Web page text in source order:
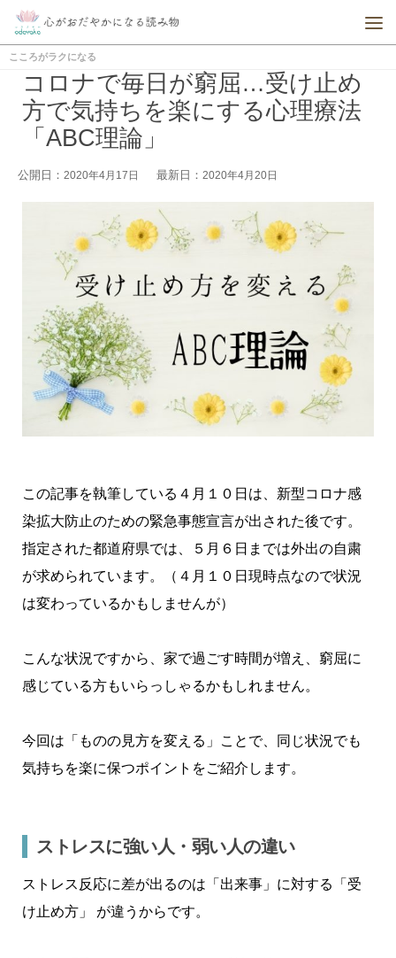
こころがラクになる
コロナで毎日が窮屈…受け止め
方で気持ちを楽にする心理療法
「ABC理論」
公開日： 2020年4月17日 最新日： 2020年4月20日
この記事を執筆している４月１０日は、新型コロナ感
染拡大防止のための緊急事態宣言が出された後です。
指定された都道府県では、５月６日までは外出の自粛
が求められています。（４月１０日現時点なので状況
は変わっているかもしませんが）
こんな状況ですから、家で過ごす時間が増え、窮屈に
感じている方もいらっしゃるかもしれません。
今回は「ものの見方を変える」ことで、同じ状況でも
気持ちを楽に保つポイントをご紹介します。
ストレスに強い人・弱い人の違い
ストレス反応に差が出るのは「出来事」に対する「受
け止め方」 が違うからです。